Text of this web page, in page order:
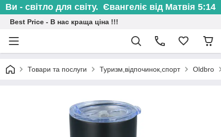
Ви - світло для світу. Євангеліє від Матвія 5:14
Best Price - В нас краща ціна !!!
Товари та послуги Туризм,відпочинок,спорт Oldbro